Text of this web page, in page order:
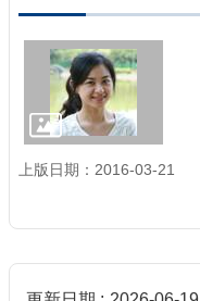
上版日期：2016-03-21